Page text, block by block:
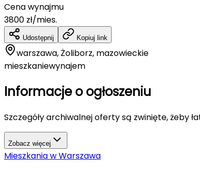
Cena wynajmu
3800 zł/mies.
Udostępnij Kopiuj link
warszawa, Żoliborz, mazowieckie
mieszkaniewynajem
Informacje o ogłoszeniu
Szczegóły archiwalnej oferty są zwinięte, żeby
Zobacz więcej
MieszkaniawWarszawa